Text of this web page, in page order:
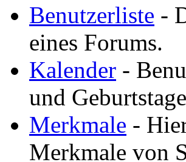
Benutzerliste -
eines Forums.
Kalender -
und
Merkmale -
Merkmale von